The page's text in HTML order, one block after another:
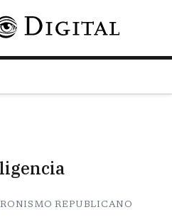
Pasar al contenido principal
REPUBLICANO